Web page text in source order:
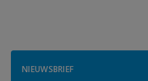
NIEUWSBRIEF